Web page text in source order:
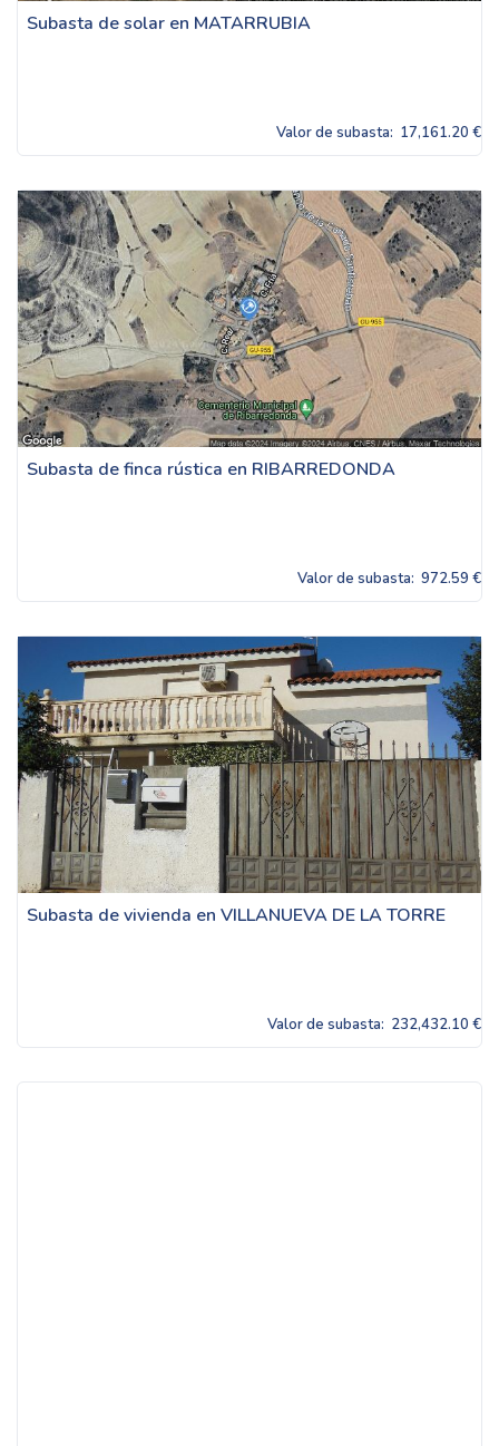
Subasta de solar en MATARRUBIA
Valor de subasta: 17,161.20 €
Subasta de finca rústica en RIBARREDONDA
Valor de subasta: 972.59 €
Subasta de vivienda en VILLANUEVA DE LA TORRE
Valor de subasta: 232,432.10 €